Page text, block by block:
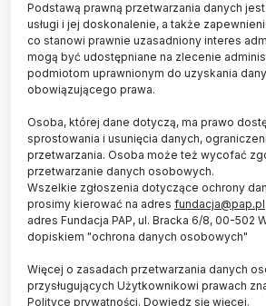
Tylko 17 proc. wszystkich
humanistycznych i społecznych w
pisanych jest w języku
wynik w porównaniu do siedmiu
europejskich krajów - wynika z
opublikowanych w
Międzynarodowy zespół
Podstawą prawną przetwarzania danych
usługi i jej doskonalenie, a także
co stanowi prawnie uzasadniony interes
mogą być udostępniane na zlecenie
podmiotom uprawnionym do uzyskania
obowiązującego prawa.
Osoba, której dane dotyczą, ma prawo
sprostowania i usunięcia danych,
przetwarzania. Osoba może też wycofać
przetwarzanie danych osobowych.
Wszelkie zgłoszenia dotyczące ochrony
prosimy kierować na adres fundacja@pap.pl
adres Fundacja PAP, ul. Bracka 6/8, 00-502
dopiskiem "ochrona danych osobowych"
Więcej o zasadach przetwarzania danych
przysługujących Użytkownikowi prawach
Polityce prywatności. Dowiedz się więcej.